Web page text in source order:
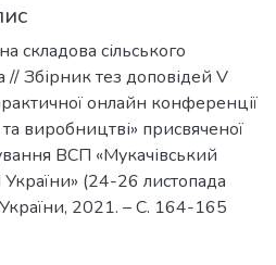
складова сільського
// Збірник тез доповідей V
онлайн конференції
та виробництві» присвяченої
ВСП «Мукачівський
(24-26 листопада
2021. – С. 164-165